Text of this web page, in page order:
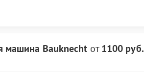
машина Bauknecht от1100 руб.